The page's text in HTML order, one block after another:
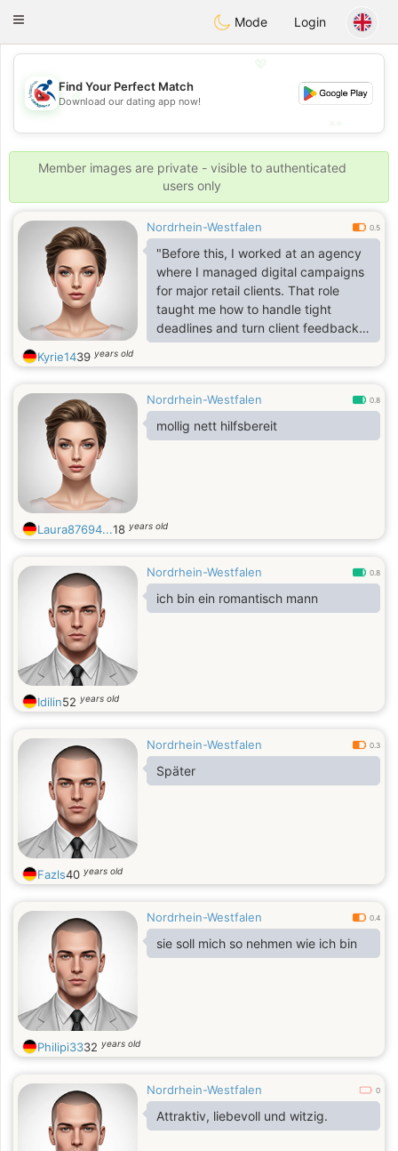
Handi Space
Toggle
Mode Login
💖
💕
Find Your Perfect Match
Download our dating app now!
Member images are private - visible to authenticated
users only
Nordrhein-Westfalen 0.5
"Before this, I worked at an agency
where I managed digital campaigns
for major retail clients. That role
taught me how to handle tight
deadlines and turn client feedback
into clear action steps."
Kyrie1439 years old
Nordrhein-Westfalen 0.8
mollig nett hilfsbereit
Laura87694...18 years old
Nordrhein-Westfalen 0.8
ich bin ein romantisch mann
Idilin52 years old
Nordrhein-Westfalen 0.3
Später
Fazls40 years old
Nordrhein-Westfalen 0.4
sie soll mich so nehmen wie ich bin
Philipi3332 years old
Nordrhein-Westfalen 0
Attraktiv, liebevoll und witzig.